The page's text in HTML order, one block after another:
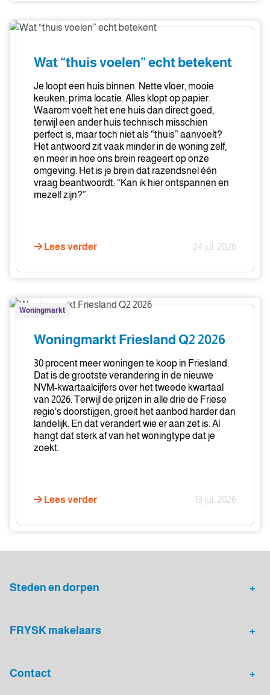
Wat
voelen”
betekent
Wat “thuis voelen” echt betekent
Je loopt een huis binnen. Nette vloer, mooie
keuken, prima locatie. Alles klopt op papier.
Waarom voelt het ene huis dan direct goed,
terwijl een ander huis technisch misschien
perfect is, maar toch niet als “thuis” aanvoelt?
Het antwoord zit vaak minder in de woning zelf,
en meer in hoe ons brein reageert op onze
omgeving. Het is je brein dat razendsnel één
vraag beantwoordt: “Kan ik hier ontspannen en
mezelf zijn?”
Lees verder 24 jul. 2026
Woningmarkt
Friesland
Woningmarkt
Woningmarkt Friesland Q2 2026
30 procent meer woningen te koop in Friesland.
Dat is de grootste verandering in de nieuwe
NVM-kwartaalcijfers over het tweede kwartaal
van 2026. Terwijl de prijzen in alle drie de Friese
regio's doorstijgen, groeit het aanbod harder dan
landelijk. En dat verandert wie er aan zet is. Al
hangt dat sterk af van het woningtype dat je
zoekt.
Lees verder 13 jul. 2026
Steden en dorpen
FRYSK makelaars
Contact